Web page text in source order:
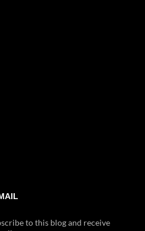
to this blog and receive